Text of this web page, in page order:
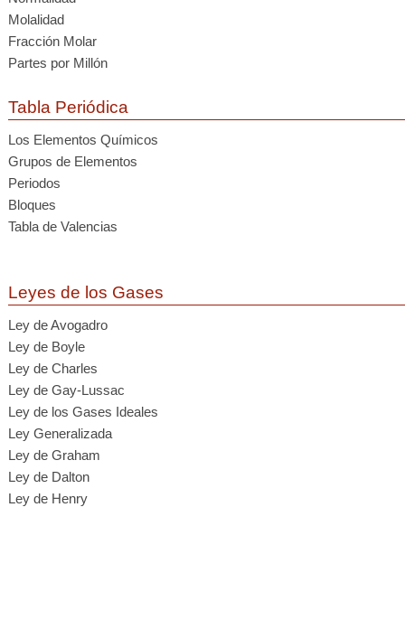
Molalidad
Fracción Molar
Partes por Millón
Tabla Periódica
Los Elementos Químicos
Grupos de Elementos
Periodos
Bloques
Tabla de Valencias
Leyes de los Gases
Ley de Avogadro
Ley de Boyle
Ley de Charles
Ley de Gay-Lussac
Ley de los Gases Ideales
Ley Generalizada
Ley de Graham
Ley de Dalton
Ley de Henry